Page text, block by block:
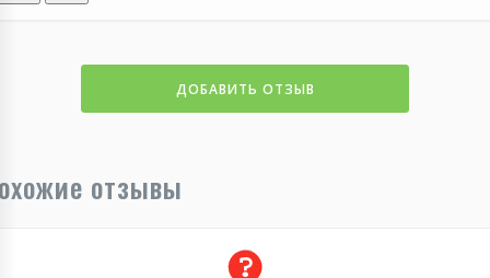
ДОБАВИТЬ ОТЗЫВ
отзывы